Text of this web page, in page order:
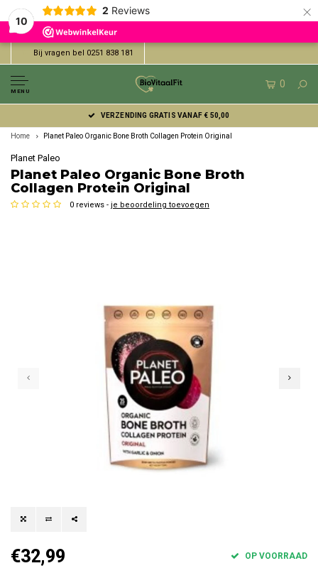
10
2 Reviews ×
Bij vragen bel 0251 838 181
MENU
0
VERZENDING GRATIS VANAF € 50,00
Home Planet Paleo Organic Bone Broth Collagen Protein Original
Planet Paleo
Planet Paleo Organic Bone Broth
Collagen Protein Original
0 reviews - je beoordeling toevoegen
€32,99 OP VOORRAAD